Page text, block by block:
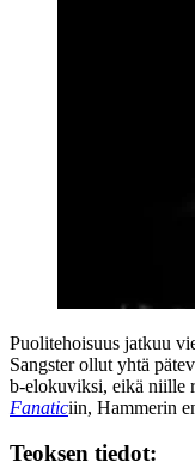
Puolitehoisuus jatkuu
Sangster ollut yhtä
b‑elokuviksi, eikä niille
Fanaticiin, Hammerin
Teoksen tiedot: